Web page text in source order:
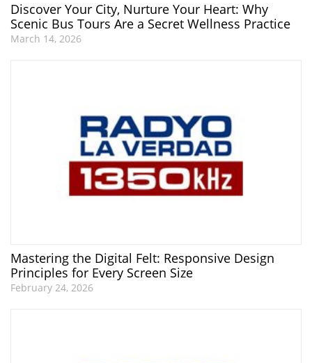
Discover Your City, Nurture Your Heart: Why
Scenic Bus Tours Are a Secret Wellness Practice
March 14, 2026
Mastering the Digital Felt: Responsive Design
Principles for Every Screen Size
February 24, 2026